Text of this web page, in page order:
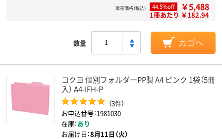
販売価格（税込） 44.5%off ￥5,488
1冊あたり ￥182.94
数量 カゴへ
コクヨ 個別フォルダーPP製 A4 ピンク 1袋（5冊
入） A4-IFH-P
（3件）
お申込番号：1981030
在庫：あり
お届け日：8月11日（火）